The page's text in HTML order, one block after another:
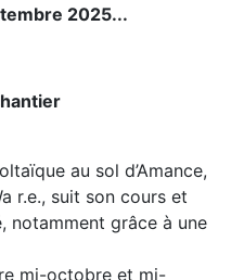
2025...
au sol d’Amance,
r.e., suit son cours et
notamment grâce à une
mi-octobre et mi-